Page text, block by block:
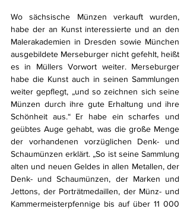
Wo sächsische Münzen verkauft wurden,
habe der an Kunst interessierte und an den
Malerakademien in Dresden sowie München
ausgebildete Merseburger nicht gefehlt, heißt
es in Müllers Vorwort weiter. Merseburger
habe die Kunst auch in seinen Sammlungen
weiter gepflegt, „und so zeichnen sich seine
Münzen durch ihre gute Erhaltung und ihre
Schönheit aus.“ Er habe ein scharfes und
geübtes Auge gehabt, was die große Menge
der vorhandenen vorzüglichen Denk- und
Schaumünzen erklärt. „So ist seine Sammlung
alten und neuen Geldes in allen Metallen, der
Denk- und Schaumünzen, der Marken und
Jettons, der Porträtmedaillen, der Münz- und
Kammermeisterpfennige bis auf über 11 000